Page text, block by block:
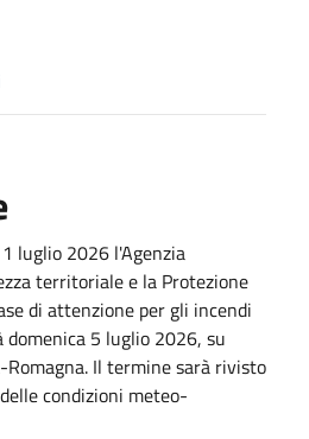
luglio 2026 l'Agenzia
territoriale e la Protezione
di attenzione per gli incendi
5 luglio 2026, su
Il termine sarà rivisto
condizioni meteo-